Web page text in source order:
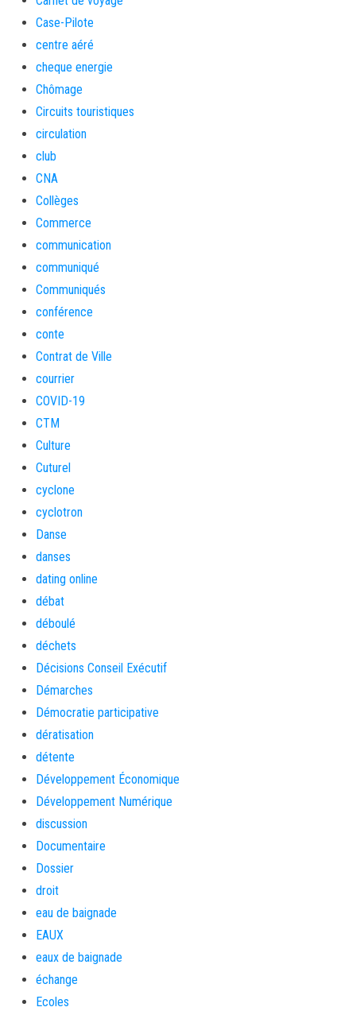
Case-Pilote
centre aéré
cheque energie
Chômage
Circuits touristiques
circulation
club
CNA
Collèges
Commerce
communication
communiqué
Communiqués
conférence
conte
Contrat de Ville
courrier
COVID-19
CTM
Culture
Cuturel
cyclone
cyclotron
Danse
danses
dating online
débat
déboulé
déchets
Décisions Conseil Exécutif
Démarches
Démocratie participative
dératisation
détente
Développement Économique
Développement Numérique
discussion
Documentaire
Dossier
droit
eau de baignade
EAUX
eaux de baignade
échange
Ecoles